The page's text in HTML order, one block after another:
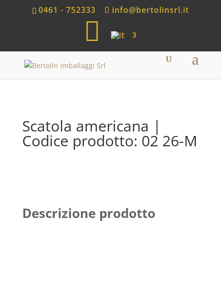
0461 - 752333
info@bertolinsrl.it
h
p
Scatola americana |
Codice prodotto: 02 26-M
Descrizione prodotto